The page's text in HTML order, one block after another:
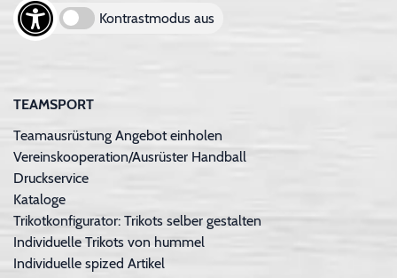
Kontrastmodus aus
TEAMSPORT
Teamausrüstung Angebot einholen
Vereinskooperation/Ausrüster Handball
Druckservice
Kataloge
Trikotkonfigurator: Trikots selber gestalten
Individuelle Trikots von hummel
Individuelle spized Artikel